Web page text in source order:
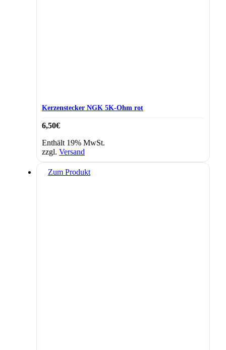
Kerzenstecker NGK 5K-Ohm rot
6,50€
Enthält 19% MwSt.
zzgl. Versand
Zum Produkt